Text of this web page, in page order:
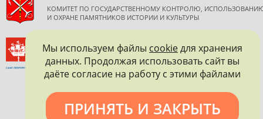
КОМИТЕТ ПО ГОСУДАРСТВЕННОМУ КОНТРОЛЮ,
И ОХРАНЕ ПАМЯТНИКОВ ИСТОРИИ И КУЛЬТУРЫ
ИСТОРИИ И КУЛЬТУРЫ
САНКТ-ПЕТЕРБУРГСКОЕ ГОРОДСКОЕ ОТДЕЛЕНИЕ
Мы используем файлы cookieдля хранения
данных. Продолжая использовать сайт вы
даёте согласие на работу с этими файлами
ПРИНЯТЬ И ЗАКРЫТЬ